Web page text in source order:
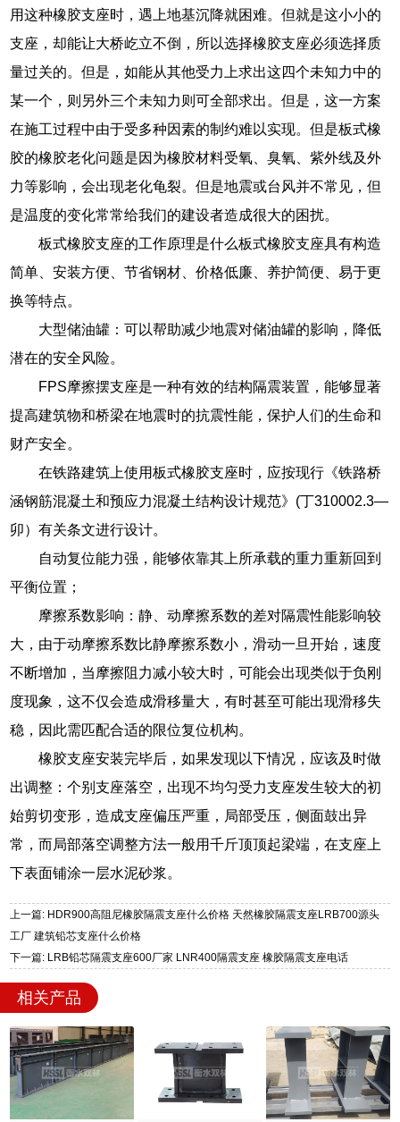
用这种橡胶支座时，遇上地基沉降就困难。但就是这小小的
支座，却能让大桥屹立不倒，所以选择橡胶支座必须选择质
量过关的。但是，如能从其他受力上求出这四个未知力中的
某一个，则另外三个未知力则可全部求出。但是，这一方案
在施工过程中由于受多种因素的制约难以实现。但是板式橡
胶的橡胶老化问题是因为橡胶材料受氧、臭氧、紫外线及外
力等影响，会出现老化龟裂。但是地震或台风并不常见，但
是温度的变化常常给我们的建设者造成很大的困扰。
板式橡胶支座的工作原理是什么板式橡胶支座具有构造
简单、安装方便、节省钢材、价格低廉、养护简便、易于更
换等特点。
大型储油罐：可以帮助减少地震对储油罐的影响，降低
潜在的安全风险。
FPS摩擦摆支座是一种有效的结构隔震装置，能够显著
提高建筑物和桥梁在地震时的抗震性能，保护人们的生命和
财产安全。
在铁路建筑上使用板式橡胶支座时，应按现行《铁路桥
涵钢筋混凝土和预应力混凝土结构设计规范》(丁310002.3—
卯）有关条文进行设计。
自动复位能力强，能够依靠其上所承载的重力重新回到
平衡位置；
摩擦系数影响：静、动摩擦系数的差对隔震性能影响较
大，由于动摩擦系数比静摩擦系数小，滑动一旦开始，速度
不断增加，当摩擦阻力减小较大时，可能会出现类似于负刚
度现象，这不仅会造成滑移量大，有时甚至可能出现滑移失
稳，因此需匹配合适的限位复位机构。
橡胶支座安装完毕后，如果发现以下情况，应该及时做
出调整：个别支座落空，出现不均匀受力支座发生较大的初
始剪切变形，造成支座偏压严重，局部受压，侧面鼓出异
常，而局部落空调整方法一般用千斤顶顶起梁端，在支座上
下表面铺涂一层水泥砂浆。
上一篇: HDR900高阻尼橡胶隔震支座什么价格 天然橡胶隔震支座LRB700源头
工厂 建筑铅芯支座什么价格
下一篇: LRB铅芯隔震支座600厂家 LNR400隔震支座 橡胶隔震支座电话
相关产品